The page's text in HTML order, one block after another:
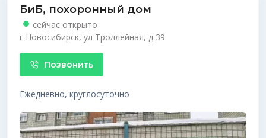
БиБ, похоронный дом
сейчас открыто
г Новосибирск, ул Троллейная, д 39
Позвонить
Ежедневно, круглосуточно